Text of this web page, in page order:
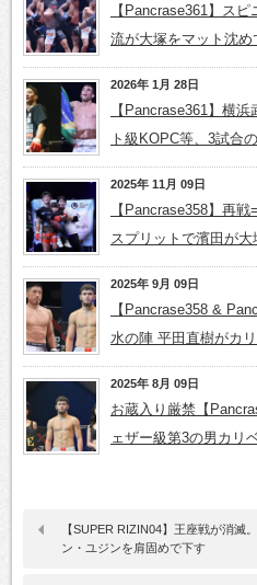
【Pancrase361】ス
流が大塚をマット沈
2026年 1月 28日
【Pancrase361】横
ト級KOPC等、3試合
2025年 11月 09日
【Pancrase358】再
スプリットで濱田が
2025年 9月 09日
【Pancrase358 &
水の陣 平田直樹がカ
2025年 8月 09日
お蔵入り厳禁【
ェザー級第3の男カリ
【SUPER RIZIN04】王座戦が消滅
ン・ユジンを肩固めで下す